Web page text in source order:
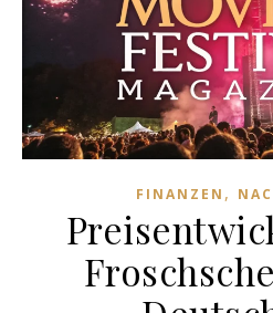
FINANZEN ,